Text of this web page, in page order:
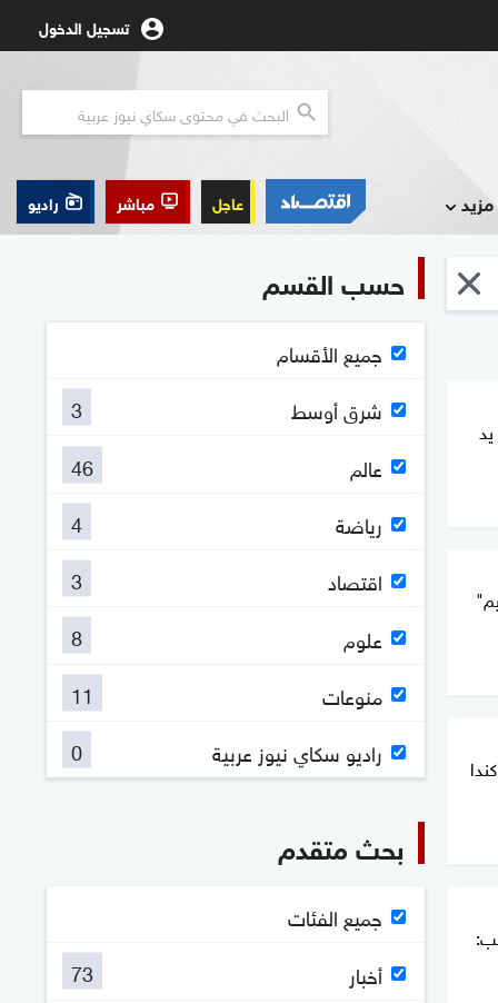
تسجيل الدخول
مزيد عاجل مباشر راديو
حسب القسم
جميع الأقسام
شرق أوسط
3
عالم
46
رياضة
4
اقتصاد
3
علوم
8
منوعات
11
راديو سكاي نيوز عربية
0
بحث متقدم
جميع الفئات
أخبار
73